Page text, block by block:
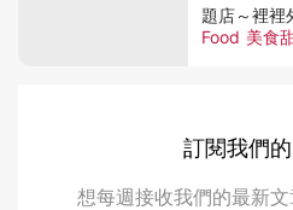
Food 美食
題店～裡裡
pink！
訂閱我們
想每週接收我們的最新